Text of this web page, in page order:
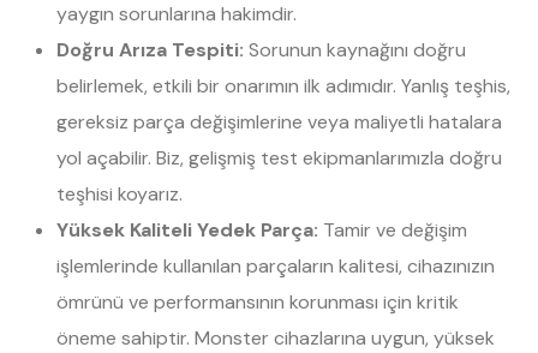
yaygın sorunlarına hakimdir.
Doğru Arıza Tespiti: Sorunun kaynağını doğru
belirlemek, etkili bir onarımın ilk adımıdır. Yanlış teşhis,
gereksiz parça değişimlerine veya maliyetli hatalara
yol açabilir. Biz, gelişmiş test ekipmanlarımızla doğru
teşhisi koyarız.
Yüksek Kaliteli Yedek Parça: Tamir ve değişim
işlemlerinde kullanılan parçaların kalitesi, cihazınızın
ömrünü ve performansının korunması için kritik
öneme sahiptir. Monster cihazlarına uygun, yüksek